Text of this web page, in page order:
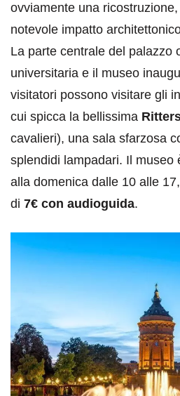
ovviamente una
notevole impatto
La parte centrale del palazzo
universitaria e il museo
visitatori possono visitare gli
cui spicca la bellissima
cavalieri), una sala sfarzosa
splendidi lampadari. Il museo
alla domenica dalle 10 alle
di 7€ con audioguida.